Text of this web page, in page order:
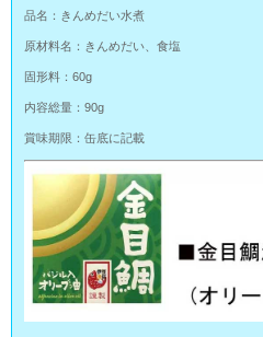
品名：きんめだい水煮
原材料名：きんめだい、食塩
固形料：60g
内容総量：90g
賞味期限：缶底に記載